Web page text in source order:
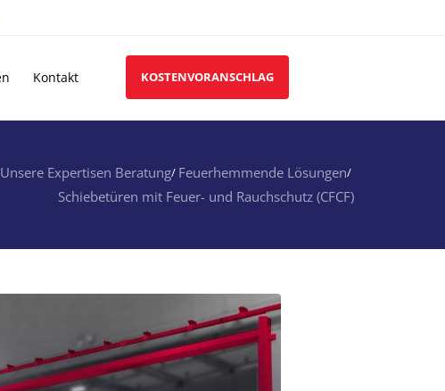
Kontakt KOSTENVORANSCHLAG
Unsere Expertisen Beratung Feuerhemmende Lösungen
Schiebetüren mit Feuer- und Rauchschutz (CFCF)